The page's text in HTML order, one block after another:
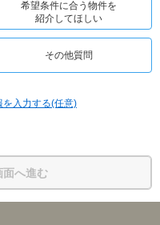
希望条件に合う物件を
紹介してほしい
その他質問
を入力する(任意)
面へ進む